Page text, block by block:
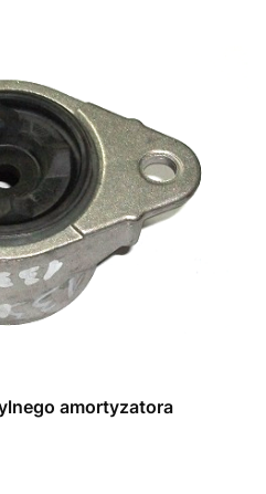
amortyzatora